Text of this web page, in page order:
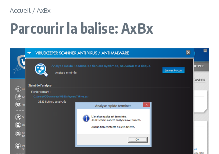
Accueil /AxBx
Parcourir la balise: AxBx